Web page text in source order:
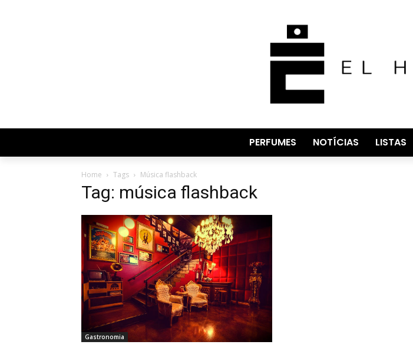
PERFUMES NOTÍCIAS LISTAS
Home Tags Música flashback
Tag: música flashback
Gastronomia